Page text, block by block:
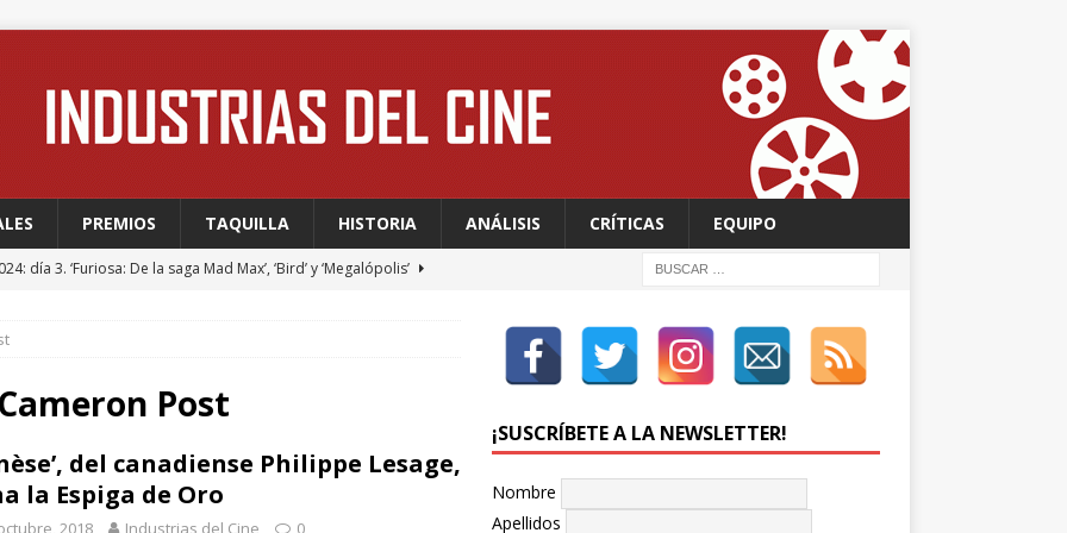
PREMIOS TAQUILLA HISTORIA ANÁLISIS CRÍTICAS EQUIPO
día 3. ‘Furiosa: De la saga Mad Max’, ‘Bird’ y ‘Megalópolis’
día 2. Meryl Streep, una “rockstar” en Cannes
día 1. Quentin Dupieux inaugura el festival entre risas con
WAGNER: “Con las series, estamos hablando de una forma de
Post
del canadiense Philippe Lesage,
la Espiga de Oro
2018 Industrias del Cine 0
¡SUSCRÍBETE A LA NEWSLETTER!
Nombre
Apellidos